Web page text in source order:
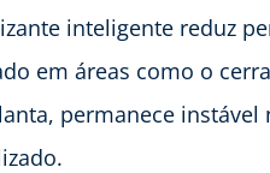
inteligente reduz
em áreas como o
permanece